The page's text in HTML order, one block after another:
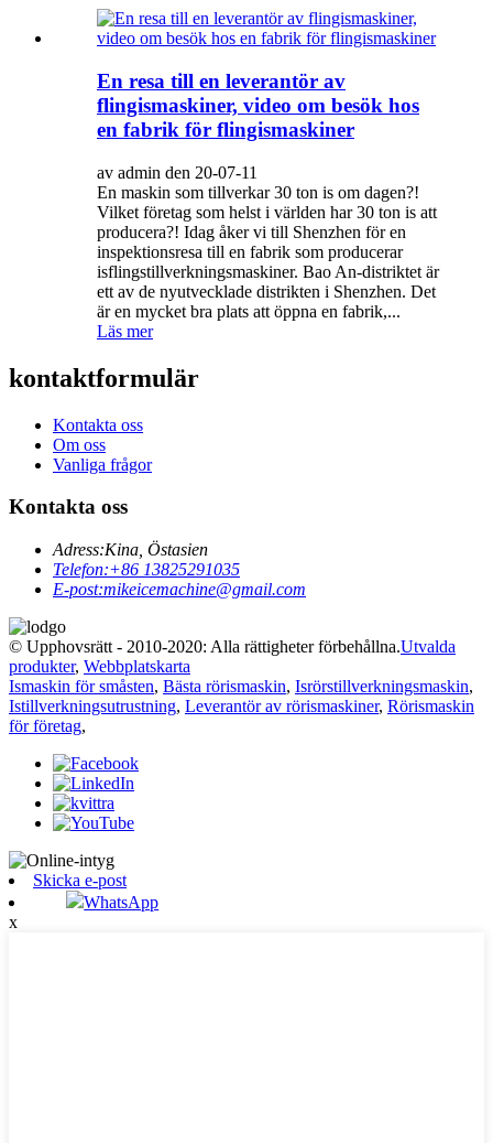
En resa till en leverantör av
flingismaskiner, video om besök hos
en fabrik för flingismaskiner
av admin den 20-07-11
En maskin som tillverkar 30 ton is om dagen?!
Vilket företag som helst i världen har 30 ton is att
producera?! Idag åker vi till Shenzhen för en
inspektionsresa till en fabrik som producerar
isflingstillverkningsmaskiner. Bao An-distriktet är
ett av de nyutvecklade distrikten i Shenzhen. Det
är en mycket bra plats att öppna en fabrik,...
Läs mer
kontaktformulär
Kontakta oss
Om oss
Vanliga frågor
Kontakta oss
Adress:Kina, Östasien
Telefon:+86 13825291035
E-post:mikeicemachine@gmail.com
© Upphovsrätt - 2010-2020: Alla rättigheter förbehållna.Utvalda
produkter, Webbplatskarta
Ismaskin för småsten, Bästa rörismaskin, Isrörstillverkningsmaskin,
Istillverkningsutrustning, Leverantör av rörismaskiner, Rörismaskin
för företag,
Skicka e-post
WhatsApp
x